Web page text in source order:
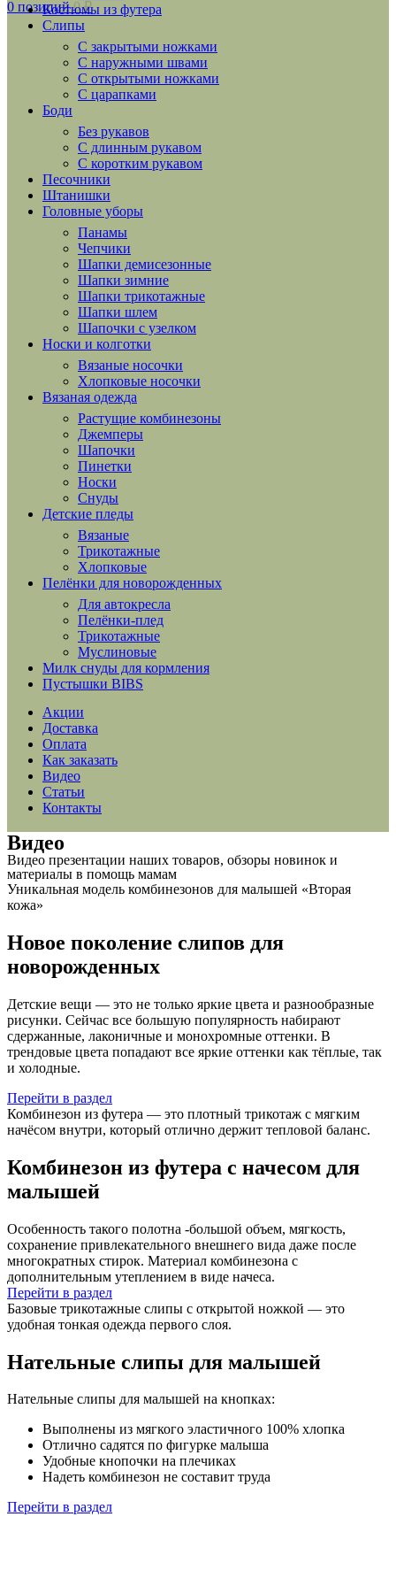
0 позиций 0₽
Костюмы из футера
Слипы
С закрытыми ножками
С наружными швами
С открытыми ножками
С царапками
Боди
Без рукавов
С длинным рукавом
С коротким рукавом
Песочники
Штанишки
Головные уборы
Панамы
Чепчики
Шапки демисезонные
Шапки зимние
Шапки трикотажные
Шапки шлем
Шапочки с узелком
Носки и колготки
Вязаные носочки
Хлопковые носочки
Вязаная одежда
Растущие комбинезоны
Джемперы
Шапочки
Пинетки
Носки
Снуды
Детские пледы
Вязаные
Трикотажные
Хлопковые
Пелёнки для новорожденных
Для автокресла
Пелёнки-плед
Трикотажные
Муслиновые
Милк снуды для кормления
Пустышки BIBS
Акции
Доставка
Оплата
Как заказать
Видео
Статьи
Контакты
Видео
Видео презентации наших товаров, обзоры новинок и
материалы в помощь мамам
Уникальная модель комбинезонов для малышей «Вторая
кожа»
Новое поколение слипов для
новорожденных
Детские вещи — это не только яркие цвета и разнообразные
рисунки. Сейчас все большую популярность набирают
сдержанные, лаконичные и монохромные оттенки. В
трендовые цвета попадают все яркие оттенки как тёплые, так
и холодные.
Перейти в раздел
Комбинезон из футера — это плотный трикотаж с мягким
начёсом внутри, который отлично держит тепловой баланс.
Комбинезон из футера с начесом для
малышей
Особенность такого полотна -большой объем, мягкость,
сохранение привлекательного внешнего вида даже после
многократных стирок. Материал комбинезона с
дополнительным утеплением в виде начеса.
Перейти в раздел
Базовые трикотажные слипы с открытой ножкой — это
удобная тонкая одежда первого слоя.
Нательные слипы для малышей
Нательные слипы для малышей на кнопках:
Выполнены из мягкого эластичного 100% хлопка
Отлично садятся по фигурке малыша
Удобные кнопочки на плечиках
Надеть комбинезон не составит труда
Перейти в раздел